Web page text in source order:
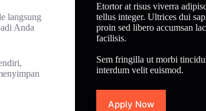
langsung
Anda
Etortor at risus viverra
tellus integer. Ultrices dui
proin sed libero accumsan
facilisis.
Sem fringilla ut morbi
interdum velit euismod.
Apply Now